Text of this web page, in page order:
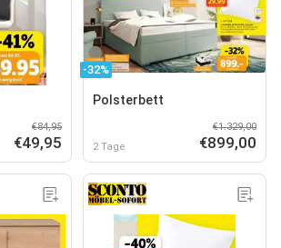
€84,95
€49,95
-32%
Polsterbett
2 Tage
€1.329,00
€899,00